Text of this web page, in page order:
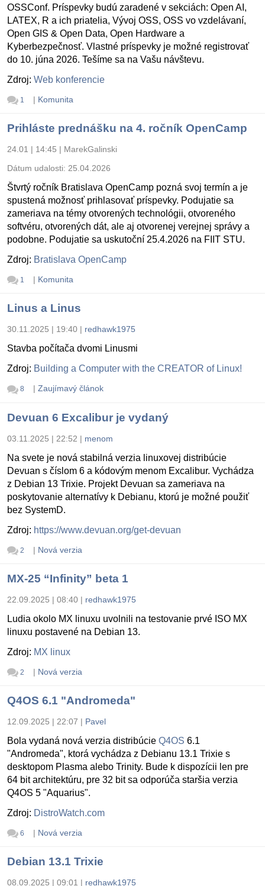
OSSConf. Príspevky budú zaradené v sekciách: Open AI,
LATEX, R a ich priatelia, Vývoj OSS, OSS vo vzdelávaní,
Open GIS & Open Data, Open Hardware a
Kyberbezpečnosť. Vlastné príspevky je možné registrovať
do 10. júna 2026. Tešíme sa na Vašu návštevu.
Zdroj: Web konferencie
1 | Komunita
Prihláste prednášku na 4. ročník OpenCamp
24.01 | 14:45 | MarekGalinski
Dátum udalosti: 25.04.2026
Štvrtý ročník Bratislava OpenCamp pozná svoj termín a je
spustená možnosť prihlasovať príspevky. Podujatie sa
zameriava na témy otvorených technológii, otvoreného
softvéru, otvorených dát, ale aj otvorenej verejnej správy a
podobne. Podujatie sa uskutoční 25.4.2026 na FIIT STU.
Zdroj: Bratislava OpenCamp
1 | Komunita
Linus a Linus
30.11.2025 | 19:40 | redhawk1975
Stavba počítača dvomi Linusmi
Zdroj: Building a Computer with the CREATOR of Linux!
8 | Zaujímavý článok
Devuan 6 Excalibur je vydaný
03.11.2025 | 22:52 | menom
Na svete je nová stabilná verzia linuxovej distribúcie
Devuan s číslom 6 a kódovým menom Excalibur. Vychádza
z Debian 13 Trixie. Projekt Devuan sa zameriava na
poskytovanie alternatívy k Debianu, ktorú je možné použiť
bez SystemD.
Zdroj: https://www.devuan.org/get-devuan
2 | Nová verzia
MX-25 “Infinity” beta 1
22.09.2025 | 08:40 | redhawk1975
Ludia okolo MX linuxu uvolnili na testovanie prvé ISO MX
linuxu postavené na Debian 13.
Zdroj: MX linux
2 | Nová verzia
Q4OS 6.1 "Andromeda"
12.09.2025 | 22:07 | Pavel
Bola vydaná nová verzia distribúcie Q4OS 6.1
"Andromeda", ktorá vychádza z Debianu 13.1 Trixie s
desktopom Plasma alebo Trinity. Bude k dispozícii len pre
64 bit architektúru, pre 32 bit sa odporúča staršia verzia
Q4OS 5 "Aquarius".
Zdroj: DistroWatch.com
6 | Nová verzia
Debian 13.1 Trixie
08.09.2025 | 09:01 | redhawk1975